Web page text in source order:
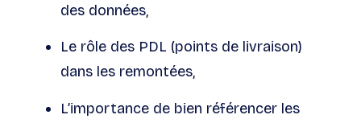
des données,
Le rôle des PDL (points de livraison)
dans les remontées,
L’importance de bien référencer les